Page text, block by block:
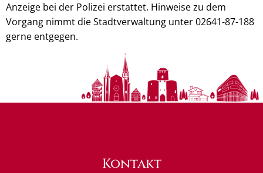
Anzeige bei der Polizei erstattet. Hinweise zu dem
Vorgang nimmt die Stadtverwaltung unter 02641-87-188
gerne entgegen.
Kontakt